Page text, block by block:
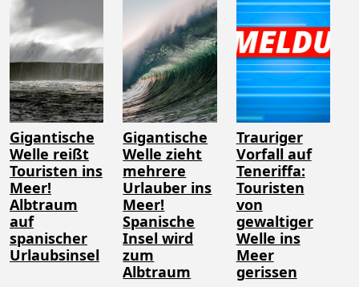
Gigantische
Welle reißt
Touristen ins
Meer!
Albtraum
auf
spanischer
Urlaubsinsel
Gigantische
Welle zieht
mehrere
Urlauber ins
Meer!
Spanische
Insel wird
zum
Albtraum
Trauriger
Vorfall auf
Teneriffa:
Touristen
von
gewaltiger
Welle ins
Meer
gerissen